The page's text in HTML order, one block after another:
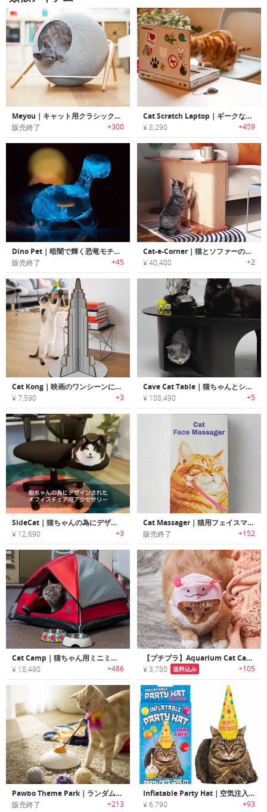
Meyou｜キャット用クラシックデザイン家具「メヨウ」
販売終了 +300
Cat Scratch Laptop｜ギークな猫ちゃん向けのノートPCデザインカードボード爪とぎ
¥ 8,290 +459
Dino Pet｜暗闇で輝く恐竜モチーフデザインディスプレイ「ディノペット」
販売終了 +45
Cat-e-Corner｜猫とソファーの争いに幕を下す、猫用爪とぎ
¥ 40,400 +2
Cat Kong｜映画のワンシーンにインスパイアされたデザイン爪とぎ
¥ 7,590 +3
Cave Cat Table｜猫ちゃんとシェアして使うようにデザインされた洞窟モチーフコーヒーテーブル「ケーブキャットテーブル」
¥ 108,490 +5
SideCat｜猫ちゃんの為にデザインされたオフィスチェア用アクセサリー「サイドキャット」
¥ 12,690 +3
Cat Massager｜猫用フェイスマッサージャー
販売終了 +152
Cat Camp｜猫ちゃん用ミニミニテント「キャットキャンプ」
¥ 18,490 +486
【プチプラ】Aquarium Cat Cap｜海の生き物に変身できる猫用コスプレキャップ
¥ 3,780 送料込み +105
Pawbo Theme Park｜ランダムな動きで愛猫を夢中にする自動ネコジャラシ「パウボ」
販売終了 +213
Inflatable Party Hat｜空気注入式猫ちゃん用パーティハット
¥ 6,790 +93